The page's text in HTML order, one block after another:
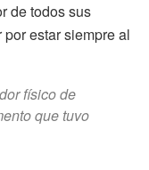
de todos sus
estar siempre al
físico de
que tuvo